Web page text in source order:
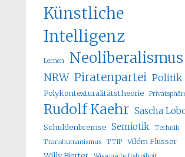
Künstliche
Intelligenz
Lernen Neoliberalismus
NRW Piratenpartei Politik
Polykontexturalitätstheorie
Rudolf Kaehr Sascha
Schuldenbremse Semiotik
Technik
Transhumanismus
TTIP
Vilém Flusser